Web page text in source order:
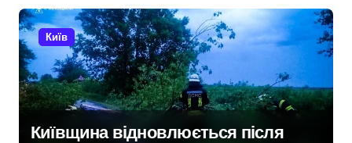
Київ
Київщина відновлюється після